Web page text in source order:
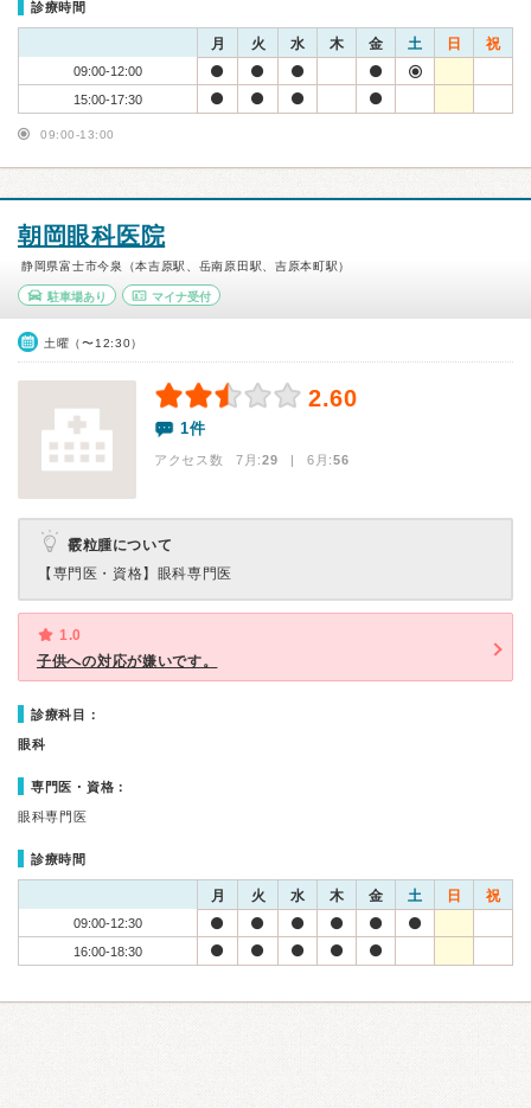
診療時間
月 火 水 木 金 土 日 祝
09:00-12:00
15:00-17:30
09:00-13:00
朝岡眼科医院
静岡県富士市今泉（本吉原駅、岳南原田駅、吉原本町駅）
駐車場あり マイナ受付
土曜（〜12:30）
2.60
1件
アクセス数 7月:29 | 6月:56
霰粒腫について
【専門医・資格】 眼科専門医
1.0
子供への対応が嫌いです。
診療科目：
眼科
専門医・資格：
眼科専門医
診療時間
月 火 水 木 金 土 日 祝
09:00-12:30
16:00-18:30